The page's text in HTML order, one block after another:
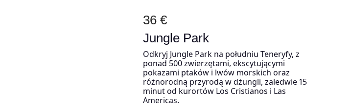
36 €
Jungle Park
Odkryj Jungle Park na południu Teneryfy, z
ponad 500 zwierzętami, ekscytującymi
pokazami ptaków i lwów morskich oraz
różnorodną przyrodą w dżungli, zaledwie 15
minut od kurortów Los Cristianos i Las
Americas.